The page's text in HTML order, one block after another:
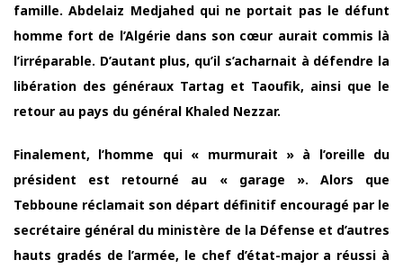
famille. Abdelaiz Medjahed qui ne portait pas le défunt
homme fort de l’Algérie dans son cœur aurait commis là
l’irréparable. D’autant plus, qu’il s’acharnait à défendre la
libération des généraux Tartag et Taoufik, ainsi que le
retour au pays du général Khaled Nezzar.
Finalement, l’homme qui « murmurait » à l’oreille du
président est retourné au « garage ». Alors que
Tebboune réclamait son départ définitif encouragé par le
secrétaire général du ministère de la Défense et d’autres
hauts gradés de l’armée, le chef d’état-major a réussi à